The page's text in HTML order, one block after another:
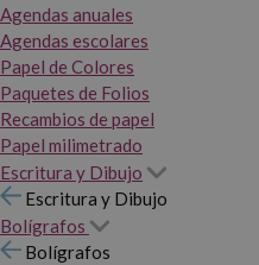
Agendas anuales
Agendas escolares
Papel de Colores
Paquetes de Folios
Recambios de papel
Papel milimetrado
Escritura y Dibujo
Escritura y Dibujo
Bolígrafos
Bolígrafos